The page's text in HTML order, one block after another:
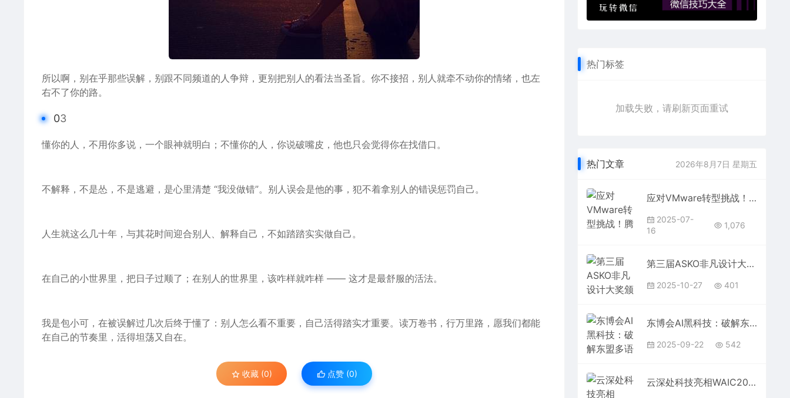
所以啊，别在乎那些误解，别跟不同频道的人争辩，更别把别人的看法当圣旨。你不接招，别人就牵不动你的情绪 ，也左
右不了你的路。
03
懂你的人，不用你多说，一个眼神就明白；不懂你的人，你说破嘴皮，他也只会觉得你在找借口。
不解释，不是怂，不是逃避，是心里清楚 “我没做错”。别人误会是他的事，犯不着拿别人的错误惩罚自己。
人生就这么几十年，与其花时间迎合别人、解释自己，不如踏踏实实做自己。
在自己的小世界里，把日子过顺了；在别人的世界里，该咋样就咋样 —— 这才是最舒服的活法。
我是包小可，在被误解过几次后终于懂了：别人怎么看不重要，自己活得踏实才重要。读万卷书，行万里路，愿我们都能
在自己的节奏里，活得坦荡又自在。
收藏 (0) 点赞 (0)
热门标签
加载失败，请刷新页面重试
热门文章 2026年8月7日 星期五
应对VMware转型挑战！腾讯云x Omdia发布业内首个《从VMware到分布式云：企业虚拟化转型实战指南》
2025-07-
16
1,076
第三届ASKO非凡设计大奖颁奖典礼 创见非凡设计 共鉴荣耀时刻
2025-10-27 401
东博会AI黑科技：破解东盟多语种沟通密码
2025-09-22 542
云深处科技亮相WAIC2025 展示具身智能机器人关键技术与实战应用